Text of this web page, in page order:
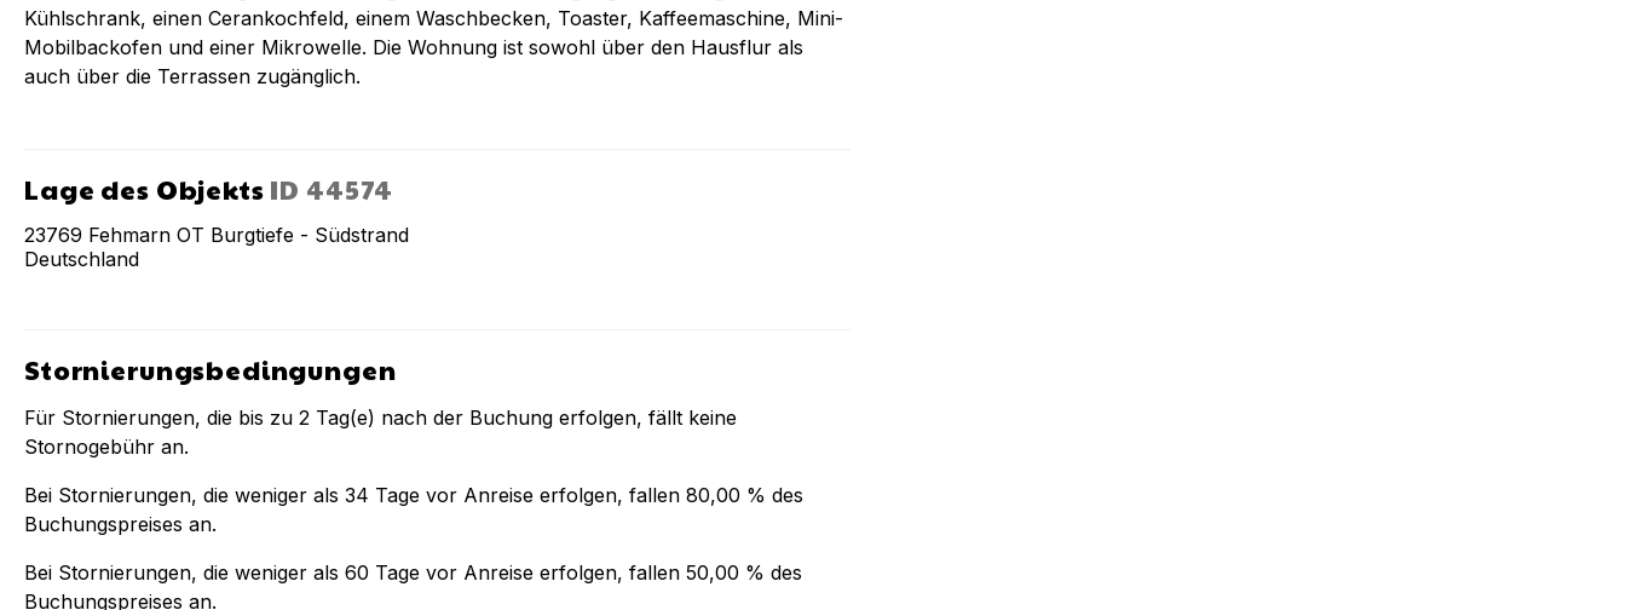
Kühlschrank, einen Cerankochfeld, einem Waschbecken, Toaster, Kaffeemaschine, Mini-
Mobilbackofen und einer Mikrowelle. Die Wohnung ist sowohl über den Hausflur als
auch über die Terrassen zugänglich.
Lage des Objekts ID 44574
23769 Fehmarn OT Burgtiefe - Südstrand
Deutschland
Stornierungsbedingungen
Für Stornierungen, die bis zu 2 Tag(e) nach der Buchung erfolgen, fällt keine
Stornogebühr an.
Bei Stornierungen, die weniger als 34 Tage vor Anreise erfolgen, fallen 80,00 % des
Buchungspreises an.
Bei Stornierungen, die weniger als 60 Tage vor Anreise erfolgen, fallen 50,00 % des
Buchungspreises an.